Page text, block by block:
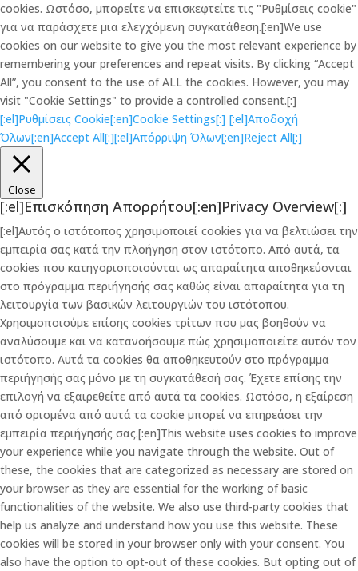
cookies. Ωστόσο, μπορείτε να επισκεφτείτε τις "Ρυθμίσεις cookie"
για να παράσχετε μια ελεγχόμενη συγκατάθεση.[:en]We use
cookies on our website to give you the most relevant experience by
remembering your preferences and repeat visits. By clicking “Accept
All”, you consent to the use of ALL the cookies. However, you may
visit "Cookie Settings" to provide a controlled consent.[:]
[:el]Ρυθμίσεις Cookie[:en]Cookie Settings[:] [:el]Αποδοχή
Όλων[:en]Accept All[:][:el]Απόρριψη Όλων[:en]Reject All[:]
Close
[:el]Επισκόπηση Απορρήτου[:en]Privacy Overview[:]
[:el]Αυτός ο ιστότοπος χρησιμοποιεί cookies για να βελτιώσει την
εμπειρία σας κατά την πλοήγηση στον ιστότοπο. Από αυτά, τα
cookies που κατηγοριοποιούνται ως απαραίτητα αποθηκεύονται
στο πρόγραμμα περιήγησής σας καθώς είναι απαραίτητα για τη
λειτουργία των βασικών λειτουργιών του ιστότοπου.
Χρησιμοποιούμε επίσης cookies τρίτων που μας βοηθούν να
αναλύσουμε και να κατανοήσουμε πώς χρησιμοποιείτε αυτόν τον
ιστότοπο. Αυτά τα cookies θα αποθηκευτούν στο πρόγραμμα
περιήγησής σας μόνο με τη συγκατάθεσή σας. Έχετε επίσης την
επιλογή να εξαιρεθείτε από αυτά τα cookies. Ωστόσο, η εξαίρεση
από ορισμένα από αυτά τα cookie μπορεί να επηρεάσει την
εμπειρία περιήγησής σας.[:en]This website uses cookies to improve
your experience while you navigate through the website. Out of
these, the cookies that are categorized as necessary are stored on
your browser as they are essential for the working of basic
functionalities of the website. We also use third-party cookies that
help us analyze and understand how you use this website. These
cookies will be stored in your browser only with your consent. You
also have the option to opt-out of these cookies. But opting out of